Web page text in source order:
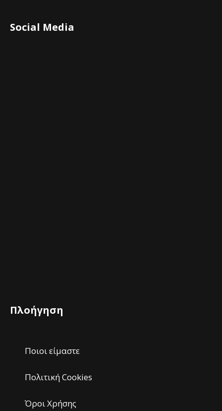
Social Media
Πλοήγηση
Ποιοι είμαστε
Πολιτική Cookies
Όροι Χρήσης